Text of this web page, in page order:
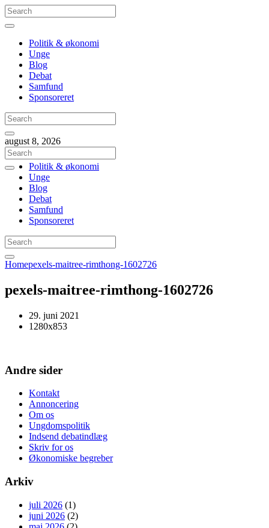
Politik & økonomi
Unge
Blog
Debat
Samfund
Sponsoreret
august 8, 2026
Politik & økonomi
Unge
Blog
Debat
Samfund
Sponsoreret
Homepexels-maitree-rimthong-1602726
pexels-maitree-rimthong-1602726
29. juni 2021
1280x853
Andre sider
Kontakt
Annoncering
Om os
Ungdomspolitik
Indsend debatindlæg
Skriv for os
Økonomiske begreber
Arkiv
juli 2026 (1)
juni 2026 (2)